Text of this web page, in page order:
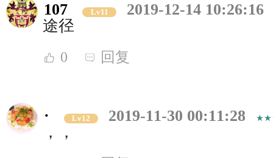
107 Lv11
2019-12-14 10:26:16
途径
0 回复
· Lv12
2019-11-30 00:11:28
，，